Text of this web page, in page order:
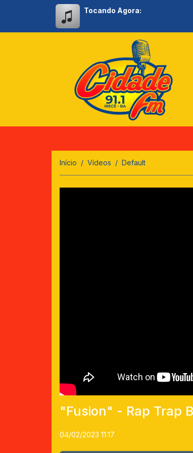
Tocando Agora:
Início Vídeos Default
"Fusion" - Rap Trap
04/02/2023 11:17